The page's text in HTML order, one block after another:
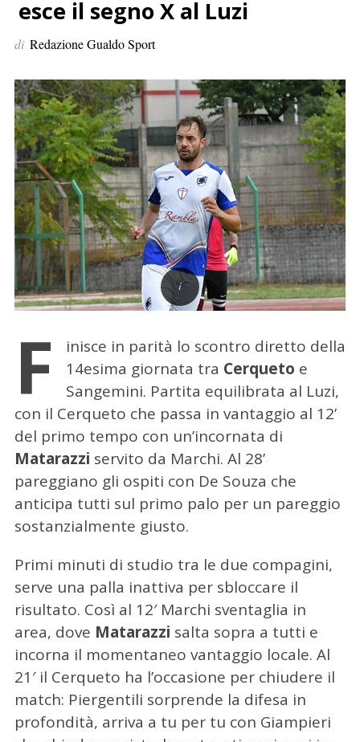
e
r
esce il segno X al Luzi
di Redazione Gualdo Sport
F
inisce in parità lo scontro diretto della
14esima giornata tra Cerqueto e
Sangemini. Partita equilibrata al Luzi,
con il Cerqueto che passa in vantaggio al 12’
del primo tempo con un’incornata di
Matarazzi servito da Marchi. Al 28’
pareggiano gli ospiti con De Souza che
anticipa tutti sul primo palo per un pareggio
sostanzialmente giusto.
Primi minuti di studio tra le due compagini,
serve una palla inattiva per sbloccare il
risultato. Così al 12′ Marchi sventaglia in
area, dove Matarazzi salta sopra a tutti e
incorna il momentaneo vantaggio locale. Al
21′ il Cerqueto ha l’occasione per chiudere il
match: Piergentili sorprende la difesa in
profondità, arriva a tu per tu con Giampieri